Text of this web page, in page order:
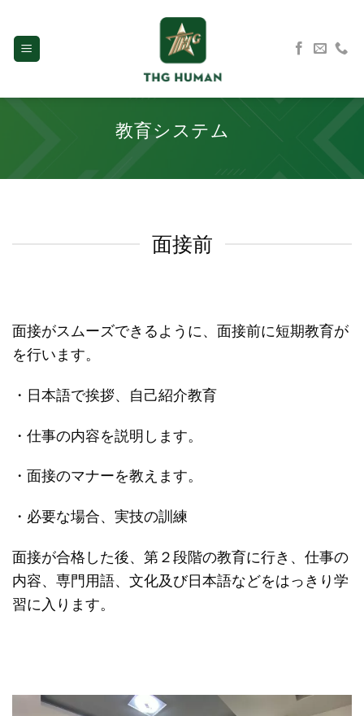
content
教育システム
面接前
面接がスムーズできるように、面接前に短期教育が
を行います。
・日本語で挨拶、自己紹介教育
・仕事の内容を説明します。
・面接のマナーを教えます。
・必要な場合、実技の訓練
面接が合格した後、第２段階の教育に行き、仕事の
内容、専門用語、文化及び日本語などをはっきり学
習に入ります。